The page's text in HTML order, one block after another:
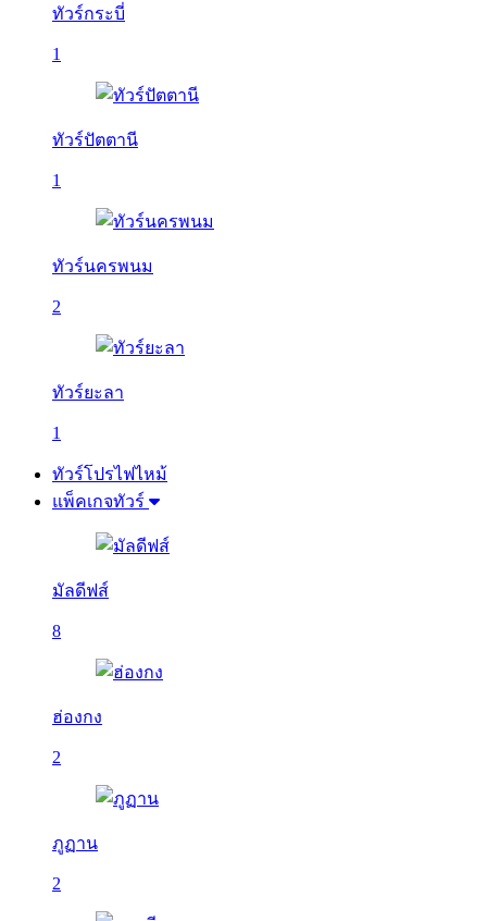
ทัวร์กระบี่
1
ทัวร์ปัตตานี
1
ทัวร์นครพนม
2
ทัวร์ยะลา
1
ทัวร์โปรไฟไหม้
แพ็คเกจทัวร์
มัลดีฟส์
8
ฮ่องกง
2
ภูฏาน
2